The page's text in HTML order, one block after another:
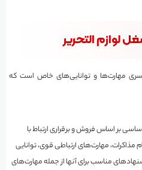
لوازم التحریر
سری مهارت‌ها و توانایی‌های خاص است که
بر اساس فروش و برقراری ارتباط با
مذاکرات، مهارت‌های ارتباطی قوی، توانایی
مناسب برای آنها از جمله مهارت‌های